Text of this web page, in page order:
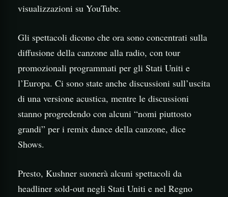
visualizzazioni su YouTube.
Gli spettacoli dicono che ora sono concentrati sulla
diffusione della canzone alla radio, con tour
promozionali programmati per gli Stati Uniti e
l’Europa. Ci sono state anche discussioni sull’uscita
di una versione acustica, mentre le discussioni
stanno progredendo con alcuni “nomi piuttosto
grandi” per i remix dance della canzone, dice
Shows.
Presto, Kushner suonerà alcuni spettacoli da
headliner sold-out negli Stati Uniti e nel Regno